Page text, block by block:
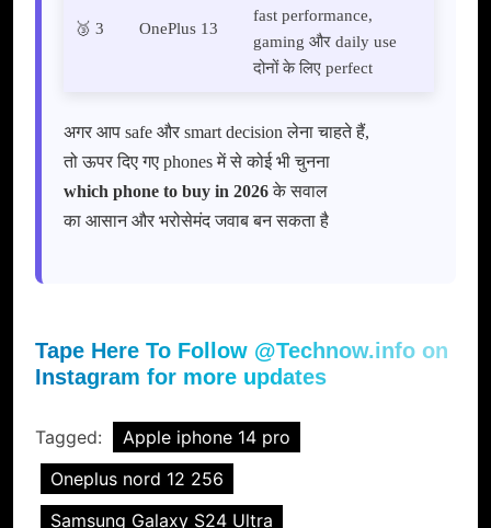
🥉 3 OnePlus 13
fast performance,
gaming और daily use
दोनों के लिए perfect
अगर आप safe और smart decision लेना चाहते हैं,
तो ऊपर दिए गए phones में से कोई भी चुनना
which phone to buy in 2026के सवाल
का आसान और भरोसेमंद जवाब बन सकता है
Tape Here To Follow @Technow.info on
Instagram for more updates
Tagged:
Apple iphone 14 pro
Oneplus nord 12 256
Samsung Galaxy S24 Ultra